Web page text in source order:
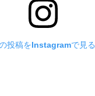
投稿をInstagramで見る